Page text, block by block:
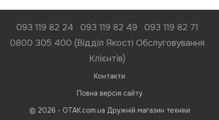
093 119 82 24 093 119 82 49
093 119 82 71
0800 305 400 (Відділ Якості Обслуговування
Клієнтів)
Контакти
Повна версія сайту
© 2026 - ОТАК.com.ua Дружній магазин техніки